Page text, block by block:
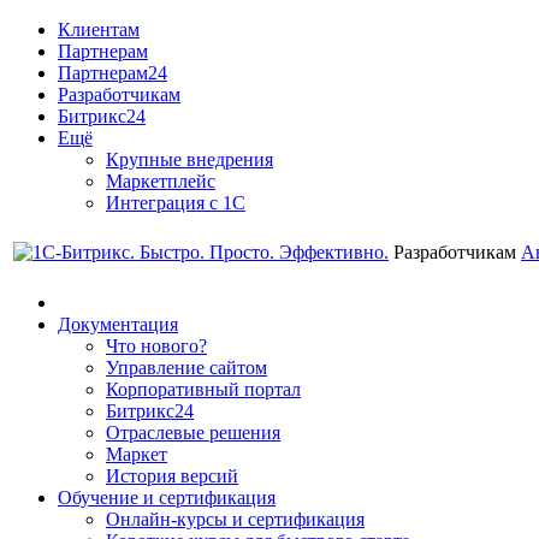
Клиентам
Партнерам
Партнерам24
Разработчикам
Битрикс24
Ещё
Крупные внедрения
Маркетплейс
Интеграция с 1С
Разработчикам
Документация
Что нового?
Управление сайтом
Корпоративный портал
Битрикс24
Отраслевые решения
Маркет
История версий
Обучение и сертификация
Онлайн-курсы и сертификация